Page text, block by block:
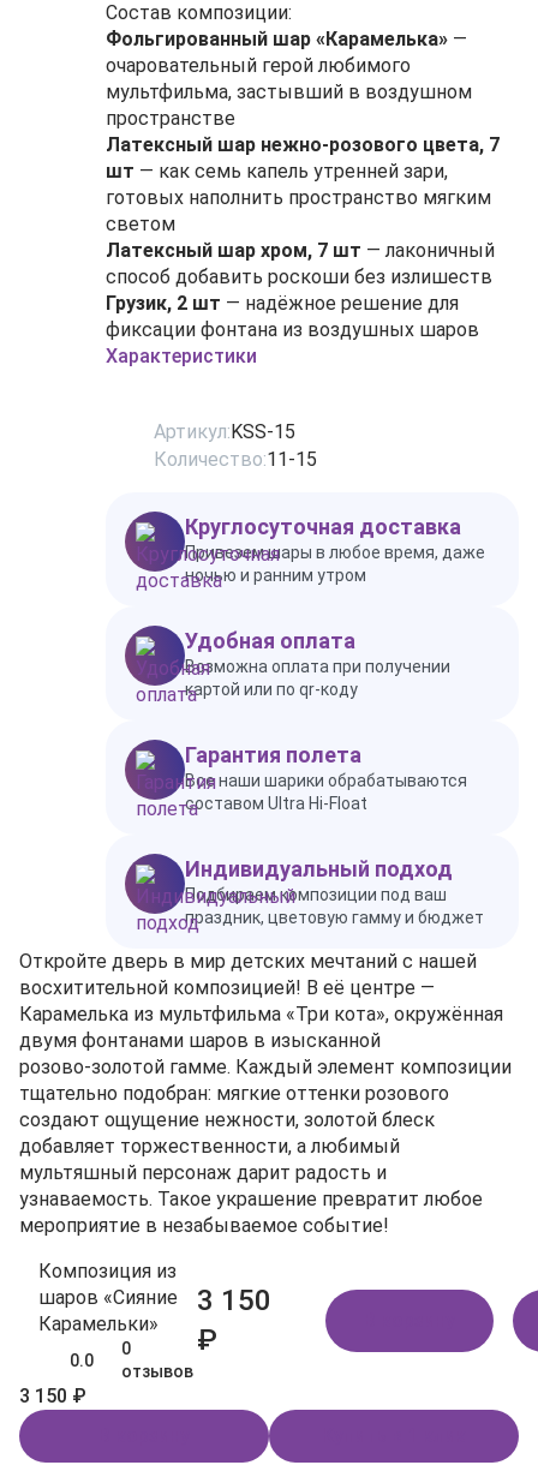
Состав композиции:
Фольгированный шар «Карамелька» —
очаровательный герой любимого
мультфильма, застывший в воздушном
пространстве
Латексный шар нежно-розового цвета, 7
шт — как семь капель утренней зари,
готовых наполнить пространство мягким
светом
Латексный шар хром, 7 шт — лаконичный
способ добавить роскоши без излишеств
Грузик, 2 шт — надёжное решение для
фиксации фонтана из воздушных шаров
Характеристики
Артикул:KSS-15
Количество:11-15
Круглосуточная доставка
Привезем шары в любое время, даже
ночью и ранним утром
Удобная оплата
Возможна оплата при получении
картой или по qr-коду
Гарантия полета
Все наши шарики обрабатываются
составом Ultra Hi-Float
Индивидуальный подход
Подбираем композиции под ваш
праздник, цветовую гамму и бюджет
Откройте дверь в мир детских мечтаний с нашей
восхитительной композицией! В её центре —
Карамелька из мультфильма «Три кота», окружённая
двумя фонтанами шаров в изысканной
розово‑золотой гамме. Каждый элемент композиции
тщательно подобран: мягкие оттенки розового
создают ощущение нежности, золотой блеск
добавляет торжественности, а любимый
мультяшный персонаж дарит радость и
узнаваемость. Такое украшение превратит любое
мероприятие в незабываемое событие!
Композиция из
шаров «Сияние
Карамельки»
0.0
0
отзывов
3 150
₽
3 150 ₽